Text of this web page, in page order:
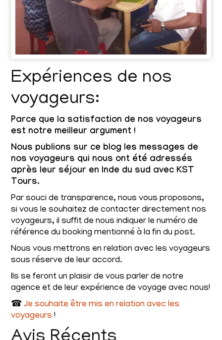
Expériences de nos
voyageurs:
Parce que la satisfaction de nos voyageurs
est notre meilleur argument !
Nous publions sur ce blog les messages de
nos voyageurs qui nous ont été adressés
après leur séjour en Inde du sud avec KST
Tours.
Par souci de transparence, nous vous proposons,
si vous le souhaitez de contacter directement nos
voyageurs, il suffit de nous indiquer le numéro de
référence du booking mentionné à la fin du post.
Nous vous mettrons en relation avec les voyageurs
sous réserve de leur accord.
Ils se feront un plaisir de vous parler de notre
agence et de leur expérience de voyage avec nous!
☎Je souhaite être mis en relation avec les
voyageurs !